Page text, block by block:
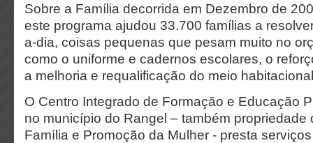
Sobre a Família decorrida em Dezembro de
este programa ajudou 33.700 famílias a
a-dia, coisas pequenas que pesam muito no
como o uniforme e cadernos escolares, o
a melhoria e requalificação do meio
O Centro Integrado de Formação e Educação
no município do Rangel – também propriedade
Família e Promoção da Mulher - presta